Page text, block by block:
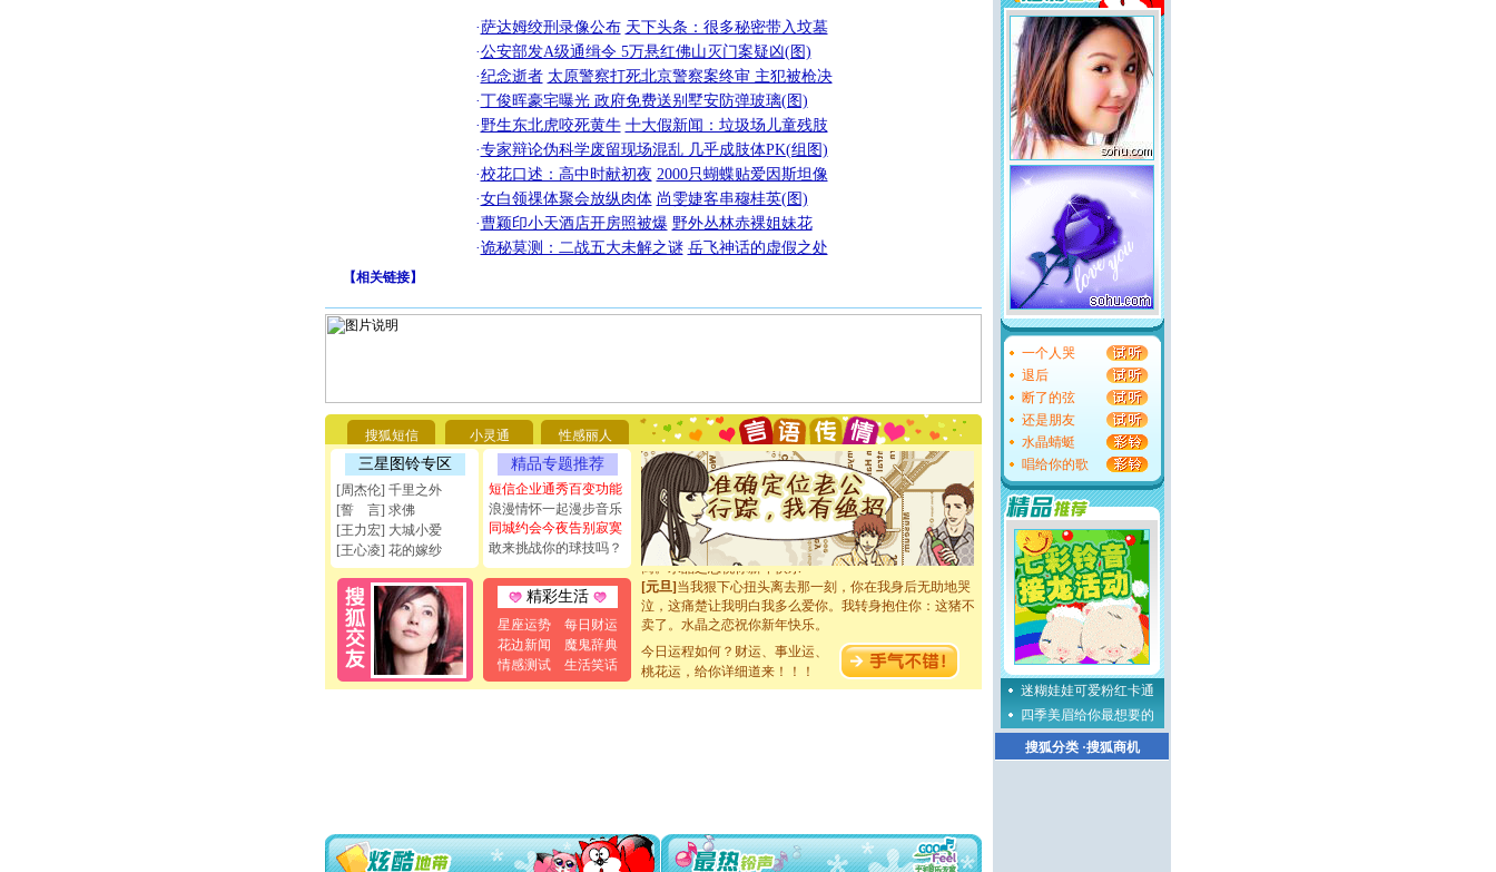
·萨达姆绞刑录像公布 天下头条：很多秘密带入坟墓
·公安部发A级通缉令 5万悬红佛山灭门案疑凶(图)
·纪念逝者 太原警察打死北京警察案终审 主犯被枪决
·丁俊晖豪宅曝光 政府免费送别墅安防弹玻璃(图)
·野生东北虎咬死黄牛 十大假新闻：垃圾场儿童残肢
·专家辩论伪科学废留现场混乱 几乎成肢体PK(组图)
·校花口述：高中时献初夜 2000只蝴蝶贴爱因斯坦像
·女白领祼体聚会放纵肉体 尚雯婕客串穆桂英(图)
·曹颖印小天酒店开房照被爆 野外丛林赤裸姐妹花
·诡秘莫测：二战五大未解之谜 岳飞神话的虚假之处
【相关链接】
搜狐短信 小灵通 性感丽人
三星图铃专区
[周杰伦] 千里之外
[誓 言] 求佛
[王力宏] 大城小爱
[王心凌] 花的嫁纱
精品专题推荐
短信企业通秀百变功能
浪漫情怀一起漫步音乐
同城约会今夜告别寂寞
敢来挑战你的球技吗？
精彩生活
星座运势
每日财运
花边新闻
魔鬼辞典
情感测试
生活笑话
[圣诞节]圣诞节到了，想想没什么送给你的，又不打算给
天都要快乐噢!
[圣诞节] 奉上一颗祝福的心,在这个特别的日子里,愿幸福,
如意,快乐,鲜花,一切美好的祝愿与你同在.圣诞快乐!
[元旦]看到你我会触电；看不到你我要充电；没有你我会
断电。爱你是我职业，想你是我事业，抱你是我特长，吻
你是我专业！水晶之恋祝你新年快乐
[元旦]如果上天让我许三个愿望，一是今生今世和你在一
起；二是再生再世和你在一起；三是三生三世和你不再分
离。水晶之恋祝你新年快乐
[元旦] 当我狠下心扭头离去那一刻，你在我身后无助地哭
泣，这痛楚让我明白我多么爱你。我转身抱住你：这猪不
卖了。水晶之恋祝你新年快乐。
[春节]
风柔雨润好月圆，半岛铁盒伴身边，每日尽显开心
颜！冬去春来似水如烟，劳碌人生需尽欢！听一曲轻歌，
道一声平安！新年吉祥万事如愿
[春节]传说薰衣草有四片叶子：第一片叶子是信仰，第二
天都要快乐噢!
[圣诞节]奉上一颗祝福的心,在这个特别的日子里,愿幸福,
今日运程如何？财运、事业运、
桃花运，给你详细道来！！！
一个人哭
退后
断了的弦
还是朋友
水晶蜻蜓
唱给你的歌
迷糊娃娃可爱粉红卡通
四季美眉给你最想要的
搜狐分类·搜狐商机